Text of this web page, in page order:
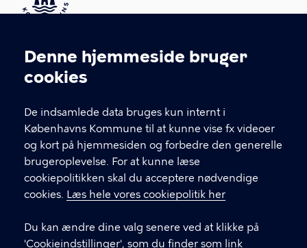
Cookieindstillinger
Denne hjemmeside bruger
cookies
De indsamlede data bruges kun internt i
Københavns Kommune til at kunne vise fx videoer
og kort på hjemmesiden og forbedre den generelle
brugeroplevelse. For at kunne læse
cookiepolitikken skal du acceptere nødvendige
cookies. Læs hele vores cookiepolitik her
Du kan ændre dine valg senere ved at klikke på
'Cookieindstillinger', som du finder som link
Kontakt Københavns Kommune
T
fFind andre kontakter her
CVR-nummer64942212
GENVEJE
Digital Post